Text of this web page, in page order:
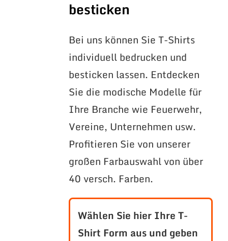
besticken
Bei uns können Sie T-Shirts
individuell bedrucken und
besticken lassen. Entdecken
Sie die modische Modelle für
Ihre Branche wie Feuerwehr,
Vereine, Unternehmen usw.
Profitieren Sie von unserer
großen Farbauswahl von über
40 versch. Farben.
Wählen Sie hier Ihre T-
Shirt Form aus und geben